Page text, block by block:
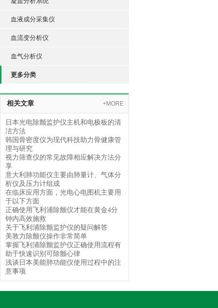
血液成分采集仪
血流变分析仪
血气分析仪
更多分类
相关文章 +MORE
日本光电除颤监护仪主机和电极板的清
洁方法
韩国骨密度仪为现代科技助力骨健康管
理与研究
视力筛查仪的常见故障相应解决方法分
享
意大利肺功能仪主要由肺量计、气体分
析仪及压力计组成
在临床应用方面，光电心电图机主要用
于以下方面
正确使用飞利浦除颤仪才能在黄金4分
钟内高效施救
关于飞利浦除颤监护仪的疑问解答
美敦力除颤仪操作非常简单
掌握飞利浦除颤监护仪正确使用流程有
助于快速识别可除颤心律
浅谈日本美能肺功能仪使用过程中的注
意事项